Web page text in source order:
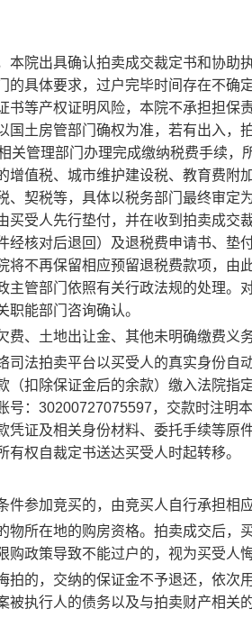
本院出具确认拍卖成交裁定书和协
的具体要求，过户完毕时间存在不确
书等产权证明风险，本院不承担担保
国土房管部门确权为准，若有出入，
关管理部门办理完成缴纳税费手续
增值税、城市维护建设税、教育费附
、契税等，具体以税务部门最终审定
买受人先行垫付，并在收到拍卖成交
经核对后退回）及退税费申请书、
将不再保留相应预留退税费款项，由
主管部门依照有关行政法规的处理。
职能部门咨询确认。
费、土地出让金、其他未明确缴费义
司法拍卖平台以买受人的真实身份
（扣除保证金后的余款）缴入法院指
号： 30200727075597，交款时注明
凭证及相关身份材料、委托手续等原
有权自裁定书送达买受人时起转移。
件参加竞买的，由竞买人自行承担相
物所在地的购房资格。拍卖成交后，
购政策导致不能过户的，视为买受人悔
拍的，交纳的保证金不予退还，依次
被执行人的债务以及与拍卖财产相关